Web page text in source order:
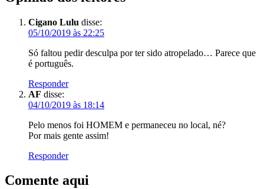
Cigano Lulu disse:
05/10/2019 às 22:25
Só faltou pedir desculpa por ter sido atropelado… Parece que
é português.
Responder
AF disse:
04/10/2019 às 18:14
Pelo menos foi HOMEM e permaneceu no local, né?
Por mais gente assim!
Responder
Comente aqui